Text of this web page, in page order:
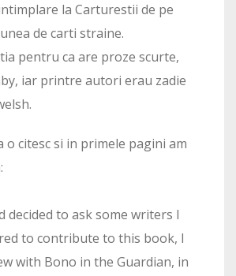
la Carturestii de pe
de carti straine.
pentru ca are proze scurte,
iar printre autori erau zadie
o citesc si in primele pagini am
decided to ask some writers I
to contribute to this book, I
with Bono in the Guardian, in